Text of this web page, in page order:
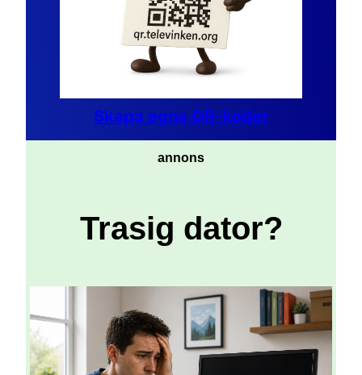
Skapa egna QR-koder
annons
Trasig dator?